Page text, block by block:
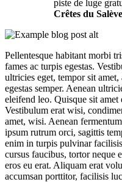
piste de luge
Crêtes du Salève
Pellentesque habitant morbi
fames ac turpis egestas.
ultricies eget, tempor sit
egestas semper. Aenean
eleifend leo. Quisque sit amet
Vestibulum erat wisi,
amet, wisi. Aenean
ipsum rutrum orci, sagittis
enim in turpis pulvinar
cursus faucibus, tortor neque
eros eu erat. Aliquam erat
accumsan porttitor, facilisis